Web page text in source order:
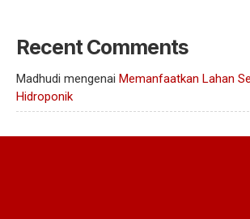
Recent Comments
Madhudi mengenai Memanfaatkan Lahan
Hidroponik